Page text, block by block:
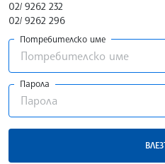
02/ 9262 232
02/ 9262 296
Потребителско име
Парола